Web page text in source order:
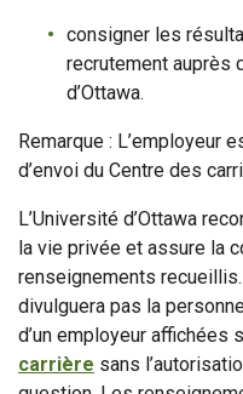
consigner les
recrutement auprès
d’Ottawa.
Remarque : L’employeur
d’envoi du Centre des
L’Université d’Ottawa
la vie privée et assure la
renseignements
divulguera pas la
d’un employeur affichées
carrière sans